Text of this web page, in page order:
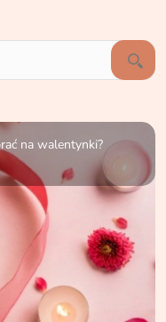
na walentynki?